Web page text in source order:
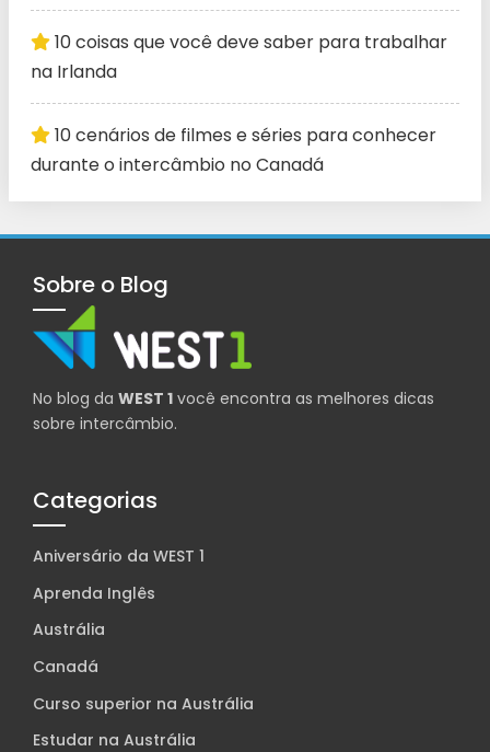
10 coisas que você deve saber para trabalhar
na Irlanda
10 cenários de filmes e séries para conhecer
durante o intercâmbio no Canadá
Sobre o Blog
No blog da WEST 1 você encontra as melhores dicas
sobre intercâmbio.
Categorias
Aniversário da WEST 1
Aprenda Inglês
Austrália
Canadá
Curso superior na Austrália
Estudar na Austrália